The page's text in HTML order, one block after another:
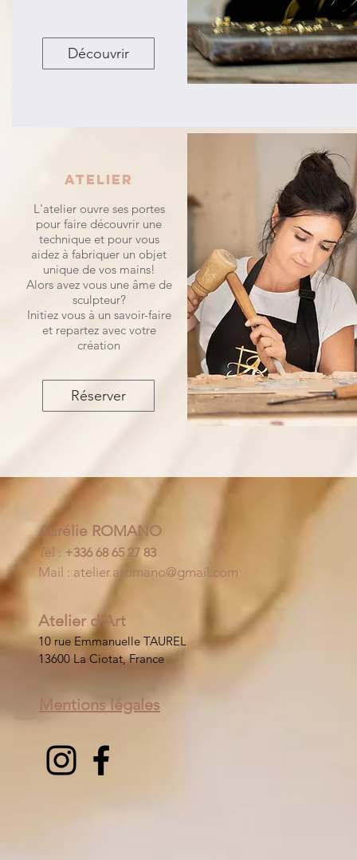
Découvrir
atelier
L'atelier ouvre ses portes
pour faire découvrir une
technique et pour vous
aidez à fabriquer un objet
unique de vos mains!
Alors avez vous une âme de
sculpteur?
Initiez vous à un savoir-faire
et repartez avec votre
création
Réserver
Aurélie ROMANO
Tel : +336 68 65 27 83
Mail : atelier.aromano@gmail.com
Atelier d'Art
10 rue Emmanuelle TAUREL
13600 La Ciotat, France
Mentions légales